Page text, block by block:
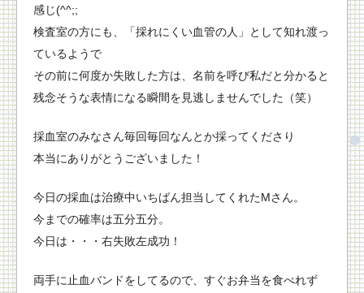
感じ(^^;;
検査室の方にも、「採れにくい血管の人」
として知れ渡っ
ているようで
その前に何度か失敗した方は、 名前を呼び私だと分かると
残念そうな表情になる瞬間を見逃しませんでした（笑）
採血室のみなさん毎回毎回なんとか採ってくださり
本当にありがとうございました！
今日の採血は治療中いちばん担当してくれたMさん。
今までの確率は五分五分。
今日は・・・右失敗左成功！
両手に止血バンドをしてるので、すぐお弁当を食べれず